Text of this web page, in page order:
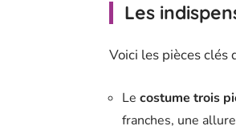
Les
Voici les pièces
Le costume trois
franches, une